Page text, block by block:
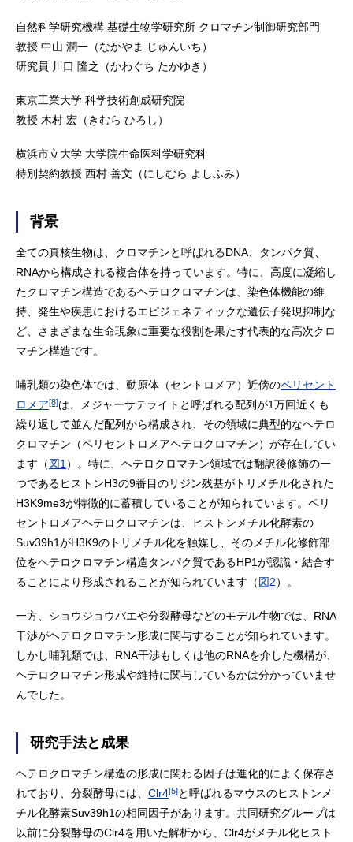
自然科学研究機構 基礎生物学研究所 クロマチン制御研究部門
教授 中山 潤一（なかやま じゅんいち）
研究員 川口 隆之（かわぐち たかゆき）
東京工業大学 科学技術創成研究院
教授 木村 宏（きむら ひろし）
横浜市立大学 大学院生命医科学研究科
特別契約教授 西村 善文（にしむら よしふみ）
背景
全ての真核生物は、クロマチンと呼ばれるDNA、タンパク質、
RNAから構成される複合体を持っています。特に、高度に凝縮し
たクロマチン構造であるヘテロクロマチンは、染色体機能の維
持、発生や疾患におけるエピジェネティックな遺伝子発現抑制な
ど、さまざまな生命現象に重要な役割を果たす代表的な高次クロ
マチン構造です。
哺乳類の染色体では、動原体（セントロメア）近傍のペリセント
ロメア[8]は、メジャーサテライトと呼ばれる配列が1万回近くも
繰り返して並んだ配列から構成され、その領域に典型的なヘテロ
クロマチン（ペリセントロメアヘテロクロマチン）が存在してい
ます（図1 ）。特に、ヘテロクロマチン領域では翻訳後修飾の一
つであるヒストンH3の9番目のリジン残基がトリメチル化された
H3K9me3が特徴的に蓄積していることが知られています。ペリ
セントロメアヘテロクロマチンは、ヒストンメチル化酵素の
Suv39h1がH3K9のトリメチル化を触媒し、そのメチル化修飾部
位をヘテロクロマチン構造タンパク質であるHP1が認識・結合す
ることにより形成されることが知られています（図2）。
一方、ショウジョウバエや分裂酵母などのモデル生物では、RNA
干渉がヘテロクロマチン形成に関与することが知られています。
しかし哺乳類では、RNA干渉もしくは他のRNAを介した機構が、
ヘテロクロマチン形成や維持に関与しているかは分かっていませ
んでした。
研究手法と成果
ヘテロクロマチン構造の形成に関わる因子は進化的によく保存さ
れており、分裂酵母には、 Clr4[5]と呼ばれるマウスのヒストンメ
チル化酵素Suv39h1の相同因子があります。共同研究グループは
以前に分裂酵母のClr4を用いた解析から、Clr4がメチル化ヒスト